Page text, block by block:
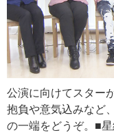
公演に向けてスター
抱負や意気込みなど
の一端をどうぞ。■